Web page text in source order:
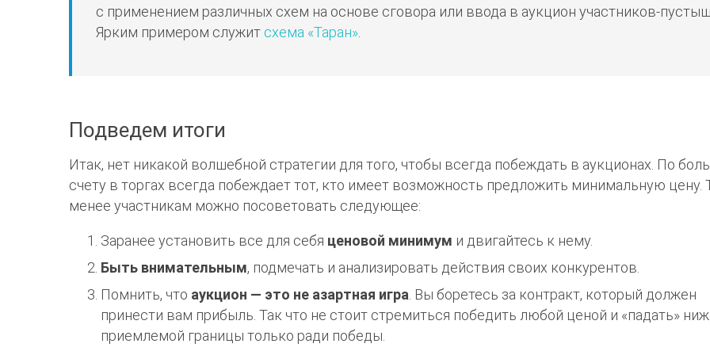
с применением различных схем на основе сговора или ввода в аукцион участников-
Ярким примером служит схема «Таран».
Подведем итоги
Итак, нет никакой волшебной стратегии для того, чтобы всегда побеждать в аукционах. По
счету в торгах всегда побеждает тот, кто имеет возможность предложить минимальную цену.
менее участникам можно посоветовать следующее:
Заранее установить все для себя ценовой минимум и двигайтесь к нему.
Быть внимательным, подмечать и анализировать действия своих конкурентов.
Помнить, что аукцион — это не азартная игра. Вы боретесь за контракт, который должен
принести вам прибыль. Так что не стоит стремиться победить любой ценой и «падать»
приемлемой границы только ради победы.